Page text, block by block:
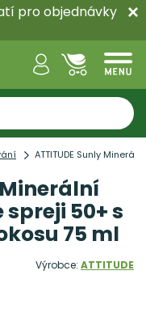
pro objednávky
ATTITUDE Sunly
Minerální
50+ s
75 ml
Výrobce: ATTITUDE